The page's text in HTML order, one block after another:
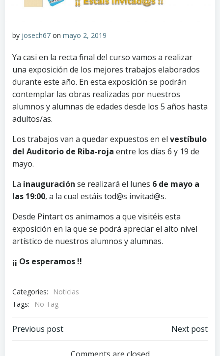
by josech67 on mayo 2, 2019
Ya casi en la recta final del curso vamos a realizar
una exposición de los mejores trabajos elaborados
durante este año. En esta exposición se podrán
contemplar las obras realizadas por nuestros
alumnos y alumnas de edades desde los 5 años hasta
adultos/as.
Los trabajos van a quedar expuestos en el vestíbulo
del Auditorio de Riba-roja entre los días 6 y 19 de
mayo.
La inauguración se realizará el lunes 6 de mayo a
las 19:00, a la cual estáis tod@s invitad@s.
Desde Pintart os animamos a que visitéis esta
exposición en la que se podrá apreciar el alto nivel
artístico de nuestros alumnos y alumnas.
¡¡ Os esperamos !!
Categories:
Noticias
Tags:
No Tag
Navegación
Previous post
Navegación
Next post